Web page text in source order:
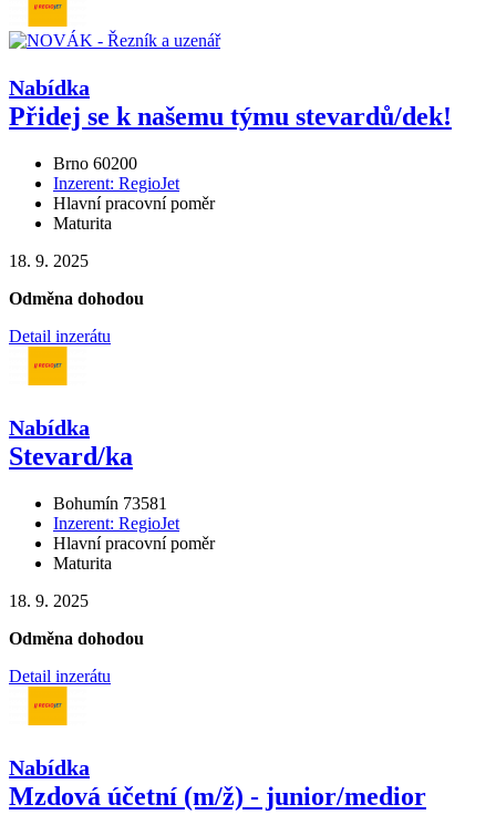
Nabídka
Přidej se k našemu týmu stevardů/dek!
Brno 60200
Inzerent: RegioJet
Hlavní pracovní poměr
Maturita
18. 9. 2025
Odměna dohodou
Detail inzerátu
Nabídka
Stevard/ka
Bohumín 73581
Inzerent: RegioJet
Hlavní pracovní poměr
Maturita
18. 9. 2025
Odměna dohodou
Detail inzerátu
Nabídka
Mzdová účetní (m/ž) - junior/medior